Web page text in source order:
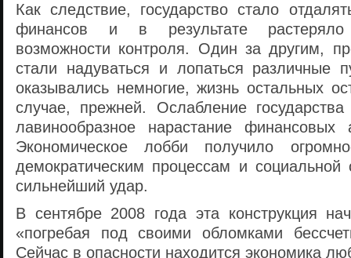
Как следствие, государство стало
финансов и в результате растеряло
возможности контроля. Один за другим,
стали надуваться и лопаться различные
оказывались немногие, жизнь остальных
случае, прежней. Ослабление
лавинообразное нарастание
Экономическое лобби получило
демократическим процессам и
сильнейший удар.
В сентябре 2008 года эта конструкция
«погребая под своими обломками
Сейчас в опасности находится экономика